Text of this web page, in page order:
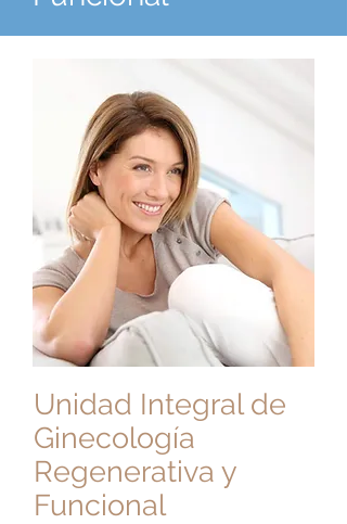
Unidad Integral de
Ginecología
Regenerativa y
Funcional